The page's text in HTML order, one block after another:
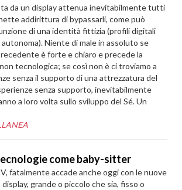
da un display attenua inevitabilmente tutti
addirittura di bypassarli, come può
di una identità fittizia (profili digitali
Niente di male in assoluto se
è forte e chiaro e precede la
tecnologica; se così non è ci troviamo a
senza il supporto di una attrezzatura del
senza supporto, inevitabilmente
a loro volta sullo sviluppo del Sé. Un
come baby-sitter
fatalmente accade anche oggi con le nuove
grande o piccolo che sia, fisso o